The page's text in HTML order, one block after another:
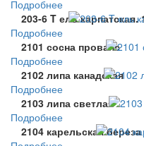
Подробнее
203-6 T ель карпатская.
Подробнее
2101 сосна прованс
Подробнее
2102 липа канадская
Подробнее
2103 липа светлая
Подробнее
2104 карельская береза